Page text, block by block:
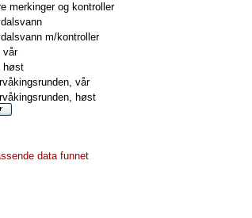
merkinger og kontroller
m/kontroller
vår
høst
vår
høst
data funnet